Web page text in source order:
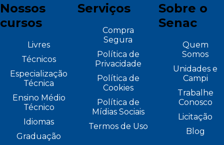
Nossos
cursos
Livres
Técnicos
Especialização
Técnica
Ensino Médio
Técnico
Idiomas
Graduação
Serviços
Compra
Segura
Política de
Privacidade
Política de
Cookies
Política de
Mídias Sociais
Termos de Uso
Sobre o
Senac
Quem
Somos
Unidades e
Campi
Trabalhe
Conosco
Licitação
Blog